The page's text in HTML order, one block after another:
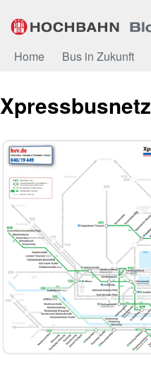
Inhalt
Home Bus in Zukunft
Xpressbusnetz